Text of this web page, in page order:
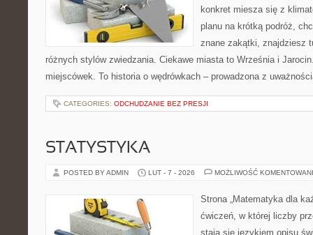
konkret miesza się z
planu na krótką podróż,
znane zakątki, znajdziesz
różnych stylów zwiedzania. Ciekawe miasta to Września i
miejscówek. To historia o wędrówkach – prowadzona z
CATEGORIES: ODCHUDZANIE BEZ PRESJI
STATYSTYKA
POSTED BY ADMIN LUT - 7 - 2026 MOŻLIWOŚĆ
Strona „Matematyka dla
ćwiczeń, w której liczby
stają się językiem opisu